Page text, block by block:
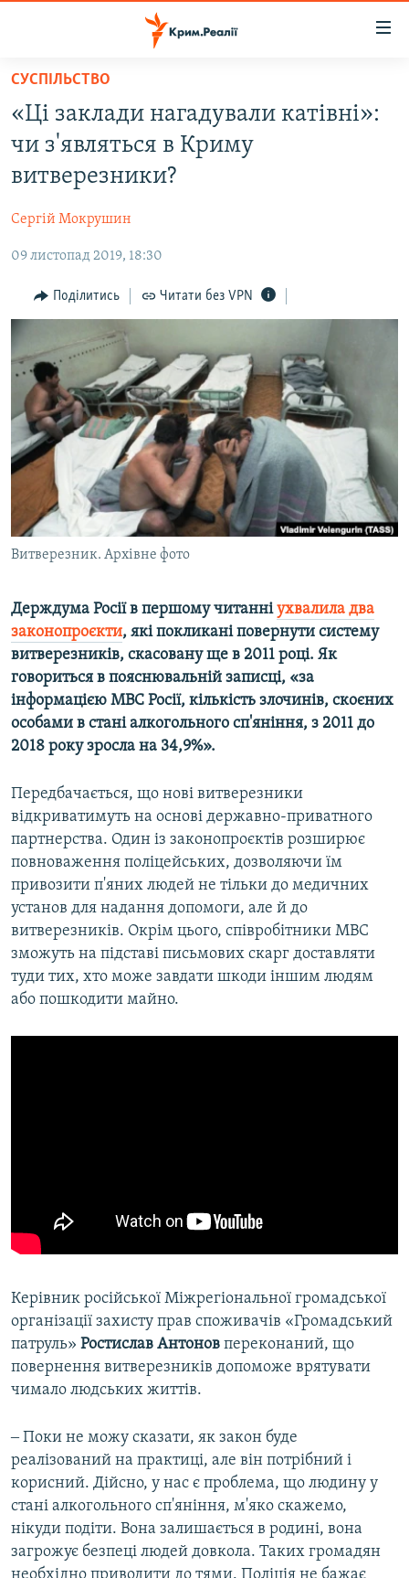
Перейти
основного
матеріалу
до
основної
навігації
Перейти
пошуку
ВОДА.КРИМ
БЛОГИ
ПОГЛЯД
ІНТЕРВ'Ю
СПЕЦПРОЕКТИ
ДЕПОРТАЦІЯ
ВІДЕОУРОКИ «ELIFBE»
СВІДЧЕННЯ ОКУПАЦІЇ
УКРАЇНСЬКА ПРОБЛЕМА КРИМУ
ІНФОГРАФІКА
ЯК ОБІЙТИ БЛОКУВАННЯ
Русский
Qırımtatar
ДОЛУЧАЙСЯ!
Усі сайти RFE/RL
СУСПІЛЬСТВО
«Ці заклади нагадували катівні»:
чи з'являться в Криму
витверезники?
Сергій Мокрушин
09 листопад 2019, 18:30
Поділитись Читати без VPN
Витверезник. Архівне фото
Держдума Росії в першому читанніухвалила два
законопроєкти, які покликані повернути систему
витверезників, скасовану ще в 2011 році. Як
говориться в пояснювальній записці, «за
інформацією МВС Росії, кількість злочинів, скоєних
особами в стані алкогольного сп'яніння, з 2011 до
2018 року зросла на 34,9%».
Передбачається, що нові витверезники
відкриватимуть на основі державно-приватного
партнерства. Один із законопроєктів розширює
повноваження поліцейських, дозволяючи їм
привозити п'яних людей не тільки до медичних
установ для надання допомоги, але й до
витверезників. Окрім цього, співробітники МВС
зможуть на підставі письмових скарг доставляти
туди тих, хто може завдати шкоди іншим людям
або пошкодити майно.
Керівник російської Міжрегіональної громадської
організації захисту прав споживачів «Громадський
патруль» Ростислав Антонов переконаний, що
повернення витверезників допоможе врятувати
чимало людських життів.
‒ Поки не можу сказати, як закон буде
реалізований на практиці, але він потрібний і
корисний. Дійсно, у нас є проблема, що людину у
стані алкогольного сп'яніння, м'яко скажемо,
нікуди подіти. Вона залишається в родині, вона
загрожує безпеці людей довкола. Таких громадян